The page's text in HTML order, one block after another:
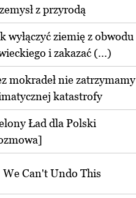
z przyrodą
wyłączyć ziemię z obwodu
i zakazać (...)
mokradeł nie zatrzymamy
katastrofy
Ład dla Polski
We Can't Undo This